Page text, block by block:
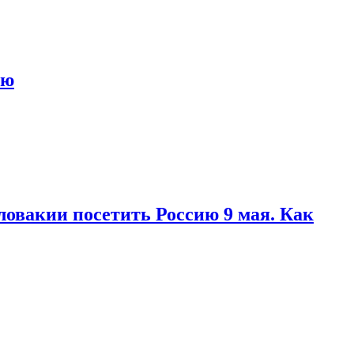
посетить Россию 9 мая. Как